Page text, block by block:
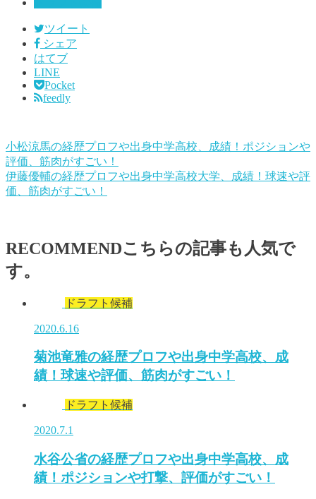
ツイート
シェア
はてブ
LINE
Pocket
feedly
小松涼馬の経歴プロフや出身中学高校、成績！ポジションや
評価、筋肉がすごい！
伊藤優輔の経歴プロフや出身中学高校大学、成績！球速や評
価、筋肉がすごい！
RECOMMENDこちらの記事も人気で
す。
ドラフト候補
2020.6.16
菊池竜雅の経歴プロフや出身中学高校、成
績！球速や評価、筋肉がすごい！
ドラフト候補
2020.7.1
水谷公省の経歴プロフや出身中学高校、成
績！ポジションや打撃、評価がすごい！